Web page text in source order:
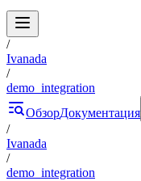
/
Ivanada
/
demo_integration
ОбзорДокументация
/
Ivanada
/
demo_integration